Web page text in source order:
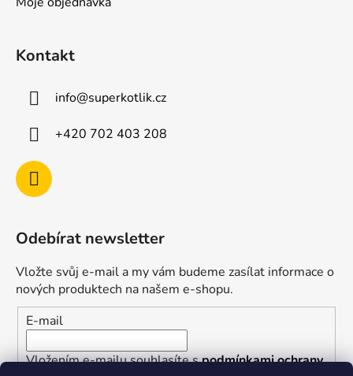
Kontakt
info@superkotlik.cz
+420 702 403 208
Odebírat newsletter
Vložte svůj e-mail a my vám budeme zasílat informace o
nových produktech na našem e-shopu.
E-mail
Vložením e-mailu souhlasíte spodmínkami ochrany